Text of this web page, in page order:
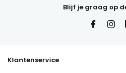
Blijf je graag op
Klantenservice